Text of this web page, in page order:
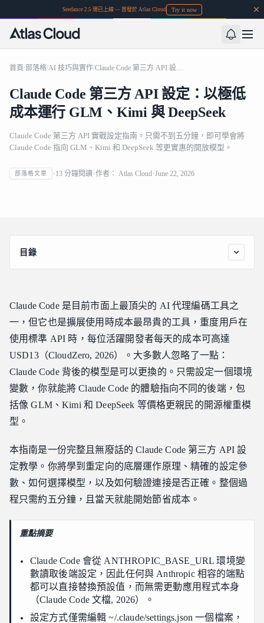
Seedance 2.5 現已上線 — 首發於 Atlas Cloud Try it now
首頁/部落格/AI 技巧與實作/ Claude Code 第三方 API 設定：以極低成本運行 GLM、Kimi 與 DeepSeek
Claude Code 第三方 API 設定：以極低
成本運行 GLM、Kimi 與 DeepSeek
Claude Code 第三方 API 實戰設定指南。只需不到五分鐘，即可學會將
Claude Code 指向 GLM、Kimi 和 DeepSeek 等更實惠的開放模型。
部落格文章 13 分鐘閱讀 作者： Atlas Cloud June 22, 2026
Claude Code 第三方 API 設定：以極低成本運行 GLM、
目錄
為什麼要進行 Claude Code 第三方 API 設定
Claude Code 第三方 API 設定：步驟詳解
第 1 步：獲取 API 金鑰和基礎 URL
第 2 步：編輯 settings.json
第 3 步：選擇適合任務的模型
第 4 步：驗證 Claude Code 第三方 API 設定
常見問題解答
Claude Code 第三方 API 設定困難嗎？
Claude Code 第三方 API 設定實際能節省多少成本？
結論
Claude Code 是目前市面上最頂尖的 AI 代理編碼工具之
一，但它也是擴展使用時成本最昂貴的工具，重度用戶在
使用標準 API 時，每位活躍開發者每天的成本可高達
USD13（CloudZero, 2026）。大多數人忽略了一點：
Claude Code 背後的模型是可以更換的。只需設定一個環境
變數，你就能將 Claude Code 的體驗指向不同的後端，包
括像 GLM、Kimi 和 DeepSeek 等價格更親民的開源權重模
型。
本指南是一份完整且無廢話的 Claude Code 第三方 API 設
定教學。你將學到重定向的底層運作原理、精確的設定參
數、如何選擇模型，以及如何驗證連接是否正確。整個過
程只需約五分鐘，且當天就能開始節省成本。
重點摘要
Claude Code 會從 ANTHROPIC_BASE_URL 環境變
數讀取後端設定，因此任何與 Anthropic 相容的端點
都可以直接替換預設值，而無需更動應用程式本身
（Claude Code 文檔, 2026）。
設定方式僅需編輯 ~/.claude/settings.json 一個檔案，